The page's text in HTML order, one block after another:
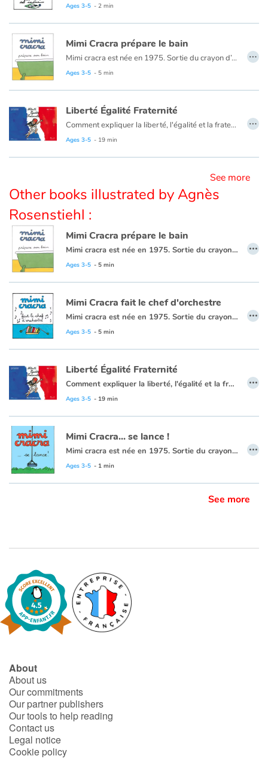
Blog
Learn french with Storyplay'r
French book lists for children
Reading for children
Ages 3-5 - 2 min
Mimi Cracra prépare le bain
Mimi cracra est née en 1975. Sortie du crayon d’Agnès Rosenstiehl pour le magazine “Pomme d’api”, cette petite fille aux joues roses et cheveux bruns à laquelle il est facile de s’identifier nous entraîne avec humour dans ses aventures quotidiennes.
Ages 3-5 - 5 min
…
Liberté Égalité Fraternité
Comment expliquer la liberté, l'égalité et la fraternité aux très jeunes enfants ? Agnès Rosenstiehl, avec humour et simplicité, montre aux tout-petits ce que ces valeurs républicaines impliquent dans leurs jeux et leur vie quotidienne, parce que les petits citoyens deviendront grands !
Sur la notion de liberté et de respect, sur le droit pour tous, sur l'idée de partage, de tolérance, de solidarité, de fraternité.
Ages 3-5 - 19 min
…
See more
Other books illustrated by Agnès
Rosenstiehl :
Mimi Cracra prépare le bain
Mimi cracra est née en 1975. Sortie du crayon d’Agnès Rosenstiehl pour le magazine “Pomme d’api”, cette petite fille aux joues roses et cheveux bruns à laquelle il est facile de s’identifier nous entraîne avec humour dans ses aventures quotidiennes.
Ages 3-5 - 5 min
…
Mimi Cracra fait le chef d'orchestre
Mimi cracra est née en 1975. Sortie du crayon d’Agnès Rosenstiehl pour le magazine “Pomme d’api”, cette petite fille aux joues roses et cheveux bruns à laquelle il est facile de s’identifier nous entraîne avec humour dans ses aventures quotidiennes.
Ages 3-5 - 5 min
…
Liberté Égalité Fraternité
Comment expliquer la liberté, l'égalité et la fraternité aux très jeunes enfants ? Agnès Rosenstiehl, avec humour et simplicité, montre aux tout-petits ce que ces valeurs républicaines impliquent dans leurs jeux et leur vie quotidienne, parce que les petits citoyens deviendront grands !
Sur la notion de liberté et de respect, sur le droit pour tous, sur l'idée de partage, de tolérance, de solidarité, de fraternité.
Ages 3-5 - 19 min
…
Mimi Cracra... se lance !
Mimi cracra est née en 1975. Sortie du crayon d’Agnès Rosenstiehl pour le magazine “Pomme d’api”, cette petite fille aux joues roses et cheveux bruns à laquelle il est facile de s’identifier nous entraîne avec humour dans ses aventures quotidiennes.
Ages 3-5 - 1 min
…
See more
About
About us
Our commitments
Our partner publishers
Our tools to help reading
Contact us
Legal notice
Cookie policy